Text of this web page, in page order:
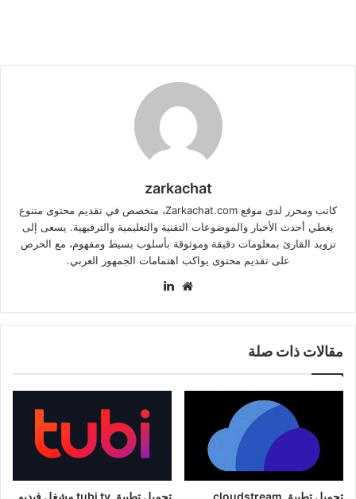
zarkachat
كاتب ومحرر لدى موقع Zarkachat.com، متخصص في تقديم محتوى متنوع
يغطي أحدث الأخبار والموضوعات التقنية والتعليمية والترفيهية. يسعى إلى
تزويد القارئ بمعلومات دقيقة وموثوقة بأسلوب بسيط ومفهوم، مع الحرص
على تقديم محتوى يواكب اهتمامات الجمهور العربي.
موقع
مقالات ذات صلة
تحميل تطبيق cloudstream
تحميل تطبيق tubi tv مشغل فيديو